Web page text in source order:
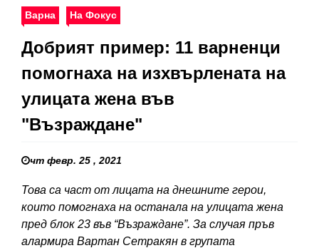
Варна На Фокус
Добрият пример: 11 варненци
помогнаха на изхвърлената на
улицата жена във
"Възраждане"
чт февр. 25 , 2021
Това са част от лицата на днешните герои,
които помогнаха на останала на улицата жена
пред блок 23 във “Възраждане”. За случая пръв
алармира Вартан Сетракян в групата